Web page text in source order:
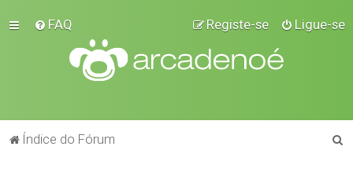
FAQ Ligue-se
Registe-se
Índice do Fórum